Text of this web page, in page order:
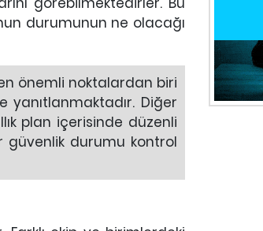
durumunun ne olacağı
önemli noktalardan biri
yanıtlanmaktadır. Diğer
plan içerisinde düzenli
durumu kontrol